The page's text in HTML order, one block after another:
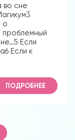
во сне
о
проблемный
Если
Если к
ПОДРОБНЕЕ